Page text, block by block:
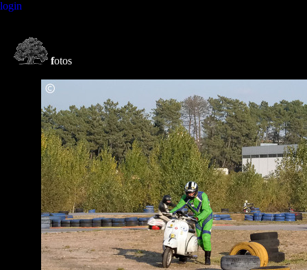
login
fotos